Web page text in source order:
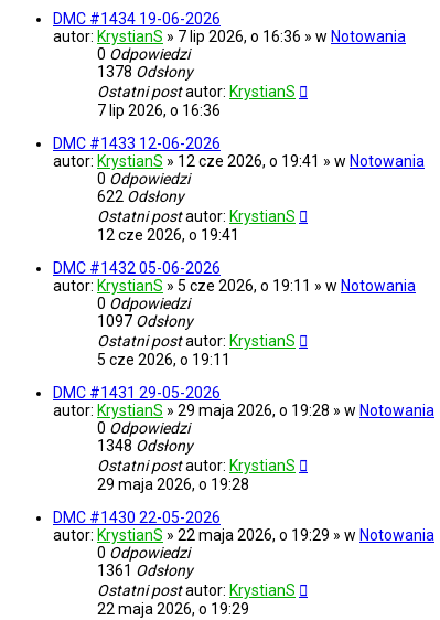
DMC #1434 19-06-2026
autor: KrystianS » 7 lip 2026, o 16:36 » w Notowania
0 Odpowiedzi
1378 Odsłony
Ostatni postautor: KrystianS
7 lip 2026, o 16:36
DMC #1433 12-06-2026
autor: KrystianS » 12 cze 2026, o 19:41 » w Notowania
0 Odpowiedzi
622 Odsłony
Ostatni postautor: KrystianS
12 cze 2026, o 19:41
DMC #1432 05-06-2026
autor: KrystianS » 5 cze 2026, o 19:11 » w Notowania
0 Odpowiedzi
1097 Odsłony
Ostatni postautor: KrystianS
5 cze 2026, o 19:11
DMC #1431 29-05-2026
autor: KrystianS » 29 maja 2026, o 19:28 » w Notowania
0 Odpowiedzi
1348 Odsłony
Ostatni postautor: KrystianS
29 maja 2026, o 19:28
DMC #1430 22-05-2026
autor: KrystianS » 22 maja 2026, o 19:29 » w Notowania
0 Odpowiedzi
1361 Odsłony
Ostatni postautor: KrystianS
22 maja 2026, o 19:29